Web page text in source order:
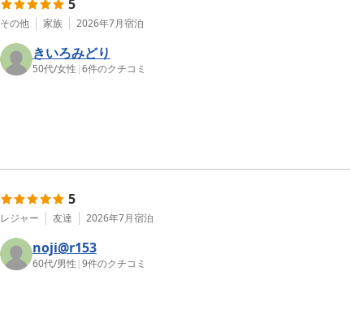
5
その他 家族 2026年7月宿泊
きいろみどり
50代/女性 |6件のクチコミ
5
レジャー 友達 2026年7月宿泊
noji@r153
60代/男性 |9件のクチコミ